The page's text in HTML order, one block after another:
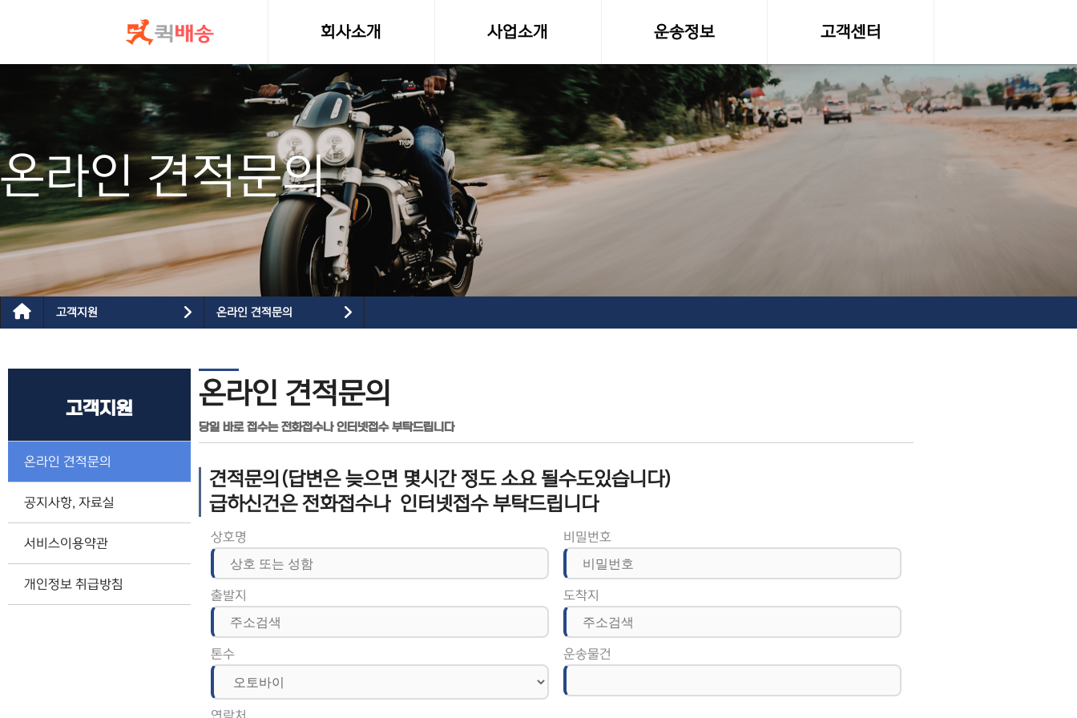
회사소개
인사말
사업소개
소형화물(다마스,라보)
전국화물운송
오토바이퀵사업부
전국당일연계배송
운송정보
화물차량제원
전국화물 운송료조회
화물운송 이용약관
고객센터
온라인 견적문의
공지사항, 자료실
온라인 견적문의
고객지원 온라인 견적문의
고객지원
온라인 견적문의
공지사항, 자료실
서비스이용약관
개인정보 취급방침
온라인 견적문의
당일 바로 접수는 전화접수나 인터넷접수 부탁드립니다
견적문의(답변은 늦으면 몇시간 정도 소요 될수도있습니다)
급하신건은 전화접수나 인터넷접수 부탁드립니다
상호명 비밀번호
출발지 도착지
톤수 운송물건